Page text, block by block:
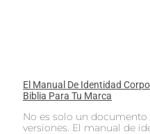
El Manual De Identidad
Biblia Para Tu Marca
No es solo un
versiones. El manual de